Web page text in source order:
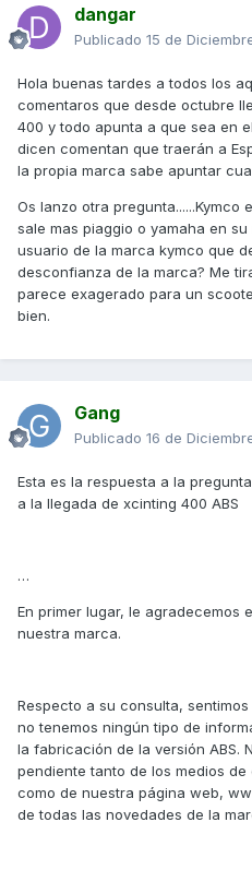
dangar
Publicado 15 de
Hola buenas tardes a todos los
comentaros que desde octubre
400 y todo apunta a que sea en
dicen comentan que traerán a
la propia marca sabe apuntar
Os lanzo otra pregunta......Kymco
sale mas piaggio o yamaha en
usuario de la marca kymco que
desconfianza de la marca? Me
parece exagerado para un
bien.
Gang
Publicado 16 de
Esta es la respuesta a la
a la llegada de xcinting 400 ABS
…
En primer lugar, le agradecemos
nuestra marca.
Respecto a su consulta,
no tenemos ningún tipo de
la fabricación de la versión ABS.
pendiente tanto de los medios
como de nuestra página web,
de todas las novedades de la